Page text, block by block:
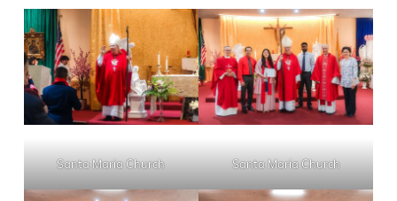
Santa Maria Church Santa Maria Church